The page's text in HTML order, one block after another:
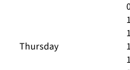
Thursday